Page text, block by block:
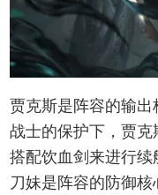
贾克斯是阵容的输
战士的保护下，贾
搭配饮血剑来进行续
刀妹是阵容的防御